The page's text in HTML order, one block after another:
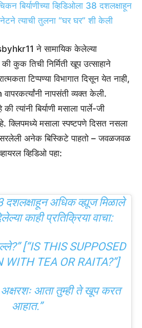
बिर्याणीच्या व्हिडिओला 38 दशलक्षाहून
त्याची तुलना “घर घर” शी केली
ने सामायिक केलेल्या
कुक तिची निर्मिती खूप उत्साहाने
टिप्पण्या विभागात दिसून येत नाही,
नापसंती व्यक्त केली.
त्यांनी बिर्याणी मसाला पार्ले-जी
क्लिपमध्ये मसाला स्पष्टपणे दिसत नसला
अनेक बिस्किटे पाहतो – जवळजवळ
व्हिडिओ पहा:
दशलक्षाहून अधिक व्ह्यूज मिळाले
काही प्रतिक्रिया वाचा:
[“IS THIS SUPPOSED
WITH TEA OR RAITA?”]
अक्षरशः आता तुम्ही ते खूप करत
आहात.”